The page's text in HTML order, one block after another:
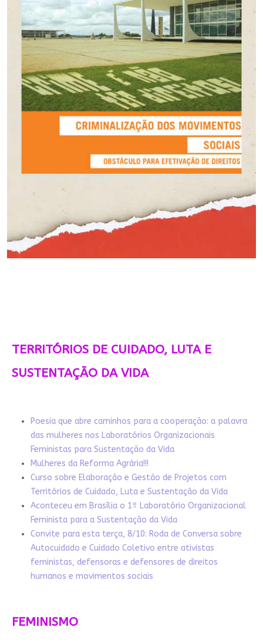
TERRITÓRIOS DE CUIDADO, LUTA E
SUSTENTAÇÃO DA VIDA
Poesia que abre caminhos para a cooperação: a palavra
das mulheres nos Laboratórios Organizacionais
Feministas para Sustentação da Vida
Mulheres da Reforma Agrária!!!
Curso sobre Elaboração e Gestão de Projetos com
Territórios de Cuidado, Luta e Sustentação da Vida
Aconteceu em Brasília o 1º Laboratório Organizacional
Feminista para a Sustentação da Vida
Convite para esta terça, 8/10: Roda de Conversa sobre
Autocuidado e Cuidado Coletivo entre ativistas
feministas, defensoras e defensores de direitos
humanos e movimentos sociais
FEMINISMO